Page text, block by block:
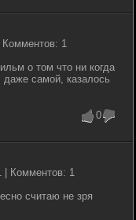
1
о том что ни когда
самой, казалось
0
| Комментов: 1
считаю не зря